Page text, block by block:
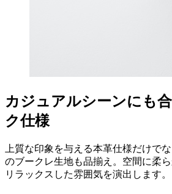
カジュアルシーンにも
ク仕様
上質な印象を与える本革仕様だけで
のブークレ生地も品揃え。空間に柔ら
リラックスした雰囲気を演出します。